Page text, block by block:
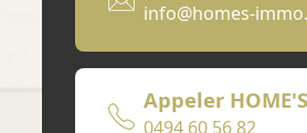
info@homes-
Appeler
0494 60 56 82